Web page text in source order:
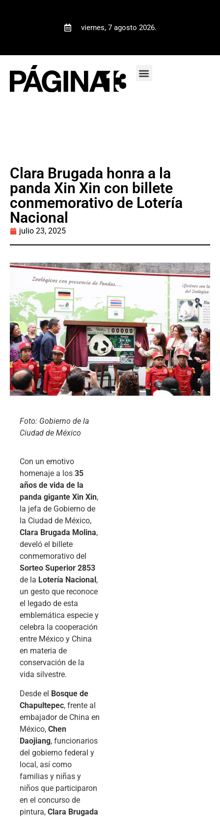
viernes, 7 agosto 2026.
Clara Brugada honra a la
panda Xin Xin con billete
conmemorativo de Lotería
Nacional
julio 23, 2025
Foto: Gobierno de la
Ciudad de México
Con un emotivo
homenaje a los 35
años de vida de la
panda gigante Xin Xin,
la jefa de Gobierno de
la Ciudad de México,
Clara Brugada Molina,
develó el billete
conmemorativo del
Sorteo Superior 2853
de la Lotería Nacional ,
un gesto que reconoce
el legado de esta
emblemática especie y
celebra la cooperación
entre México y China
en materia de
conservación de la
vida silvestre.
Desde el Bosque de
Chapultepec, frente al
embajador de China en
México, Chen
Daojiang, funcionarios
del gobierno federal y
local, así como
familias y niñas y
niños que participaron
en el concurso de
pintura, Clara Brugada